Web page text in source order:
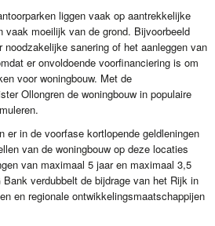
liggen vaak op aantrekkelijke
vaak moeilijk van de grond. Bijvoorbeeld
noodzakelijke sanering of het aanleggen van
er onvoldoende voorfinanciering is om
voor woningbouw. Met de
Ollongren de woningbouw in populaire
er in de voorfase kortlopende geldleningen
van de woningbouw op deze locaties
van maximaal 5 jaar en maximaal 3,5
Bank verdubbelt de bijdrage van het Rijk in
en regionale ontwikkelingsmaatschappijen